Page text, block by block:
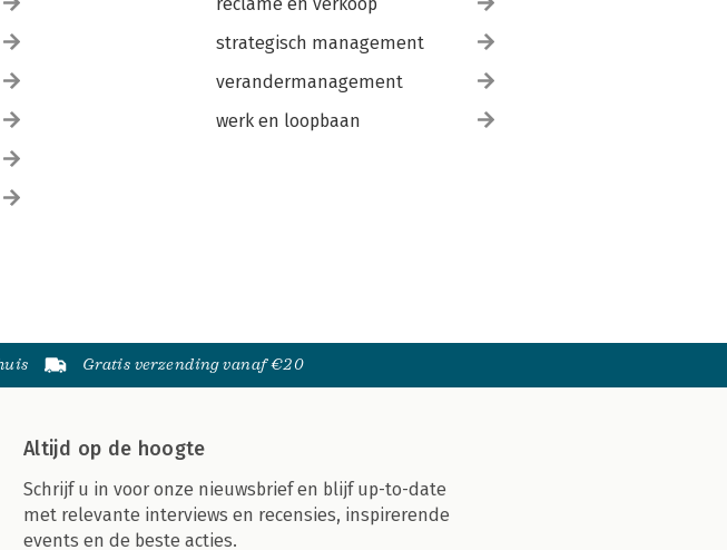
strategisch management
verandermanagement
werk en loopbaan
Gratis verzending vanaf €20
Altijd op de hoogte
Schrijf u in voor onze nieuwsbrief en blijf up-to-date
met relevante interviews en recensies, inspirerende
events en de beste acties.